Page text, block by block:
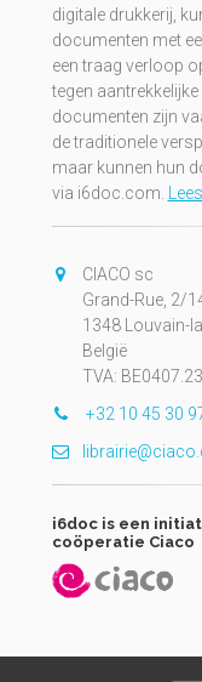
digitale drukkerij,
documenten met
een traag verloop
tegen
documenten zijn
de traditionele
maar kunnen hun
via i6doc.com.
CIACO sc
Grand-Rue, 2/
1348 Louvain-
België
TVA:
+32 10 45 30
i6doc is een
coöperatie Ciaco